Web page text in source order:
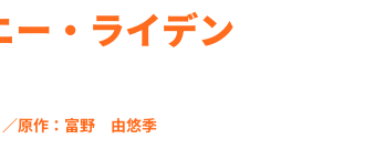
ー・ライデン
原作：富野 由悠季